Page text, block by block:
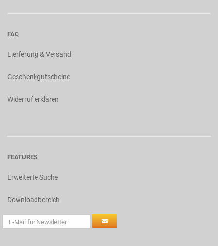
FAQ
Lierferung & Versand
Geschenkgutscheine
Widerruf erklären
FEATURES
Erweiterte Suche
Downloadbereich